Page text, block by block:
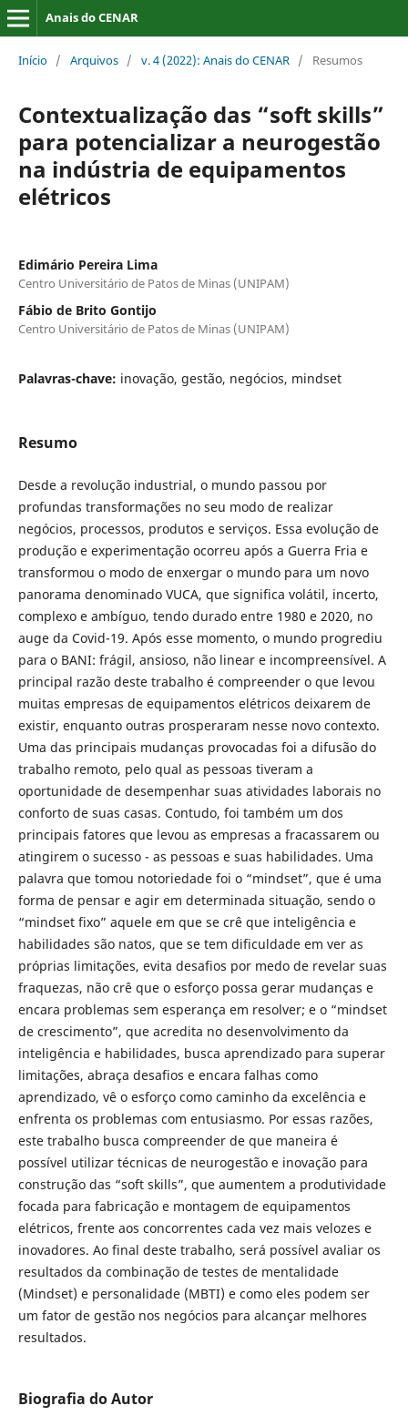
Anais do CENAR
Início / Arquivos / v. 4 (2022): Anais do CENAR / Resumos
Contextualização das “soft skills”
para potencializar a neurogestão
na indústria de equipamentos
elétricos
Edimário Pereira Lima
Centro Universitário de Patos de Minas (UNIPAM)
Fábio de Brito Gontijo
Centro Universitário de Patos de Minas (UNIPAM)
Palavras-chave: inovação, gestão, negócios, mindset
Resumo
Desde a revolução industrial, o mundo passou por
profundas transformações no seu modo de realizar
negócios, processos, produtos e serviços. Essa evolução de
produção e experimentação ocorreu após a Guerra Fria e
transformou o modo de enxergar o mundo para um novo
panorama denominado VUCA, que significa volátil, incerto,
complexo e ambíguo, tendo durado entre 1980 e 2020, no
auge da Covid-19. Após esse momento, o mundo progrediu
para o BANI: frágil, ansioso, não linear e incompreensível. A
principal razão deste trabalho é compreender o que levou
muitas empresas de equipamentos elétricos deixarem de
existir, enquanto outras prosperaram nesse novo contexto.
Uma das principais mudanças provocadas foi a difusão do
trabalho remoto, pelo qual as pessoas tiveram a
oportunidade de desempenhar suas atividades laborais no
conforto de suas casas. Contudo, foi também um dos
principais fatores que levou as empresas a fracassarem ou
atingirem o sucesso - as pessoas e suas habilidades. Uma
palavra que tomou notoriedade foi o “mindset”, que é uma
forma de pensar e agir em determinada situação, sendo o
“mindset fixo” aquele em que se crê que inteligência e
habilidades são natos, que se tem dificuldade em ver as
próprias limitações, evita desafios por medo de revelar suas
fraquezas, não crê que o esforço possa gerar mudanças e
encara problemas sem esperança em resolver; e o “mindset
de crescimento”, que acredita no desenvolvimento da
inteligência e habilidades, busca aprendizado para superar
limitações, abraça desafios e encara falhas como
aprendizado, vê o esforço como caminho da excelência e
enfrenta os problemas com entusiasmo. Por essas razões,
este trabalho busca compreender de que maneira é
possível utilizar técnicas de neurogestão e inovação para
construção das “soft skills”, que aumentem a produtividade
focada para fabricação e montagem de equipamentos
elétricos, frente aos concorrentes cada vez mais velozes e
inovadores. Ao final deste trabalho, será possível avaliar os
resultados da combinação de testes de mentalidade
(Mindset) e personalidade (MBTI) e como eles podem ser
um fator de gestão nos negócios para alcançar melhores
resultados.
Biografia do Autor